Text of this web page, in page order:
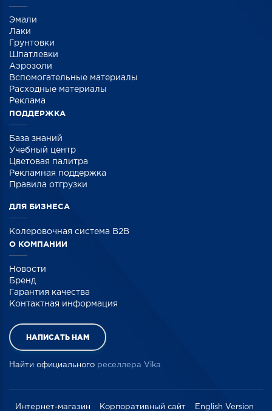
Эмали
Лаки
Грунтовки
Шпатлевки
Аэрозоли
Вспомогательные материалы
Расходные материалы
Реклама
ПОДДЕРЖКА
База знаний
Учебный центр
Цветовая палитра
Рекламная поддержка
Правила отгрузки
ДЛЯ БИЗНЕСА
Колеровочная система B2B
О КОМПАНИИ
Новости
Бренд
Гарантия качества
Контактная информация
НАПИСАТЬ НАМ
Найти официального реселлера Vika
Интернет-магазин Корпоративный сайт English Version